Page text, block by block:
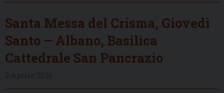
Santa Messa del Crisma, Giovedì
Santo – Albano, Basilica
Cattedrale San Pancrazio